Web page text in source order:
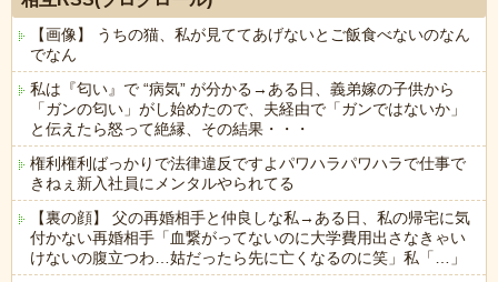
【画像】 うちの猫、私が見ててあげないとご飯食べないのなん
でなん
私は『匂い』で “病気” が分かる→ある日、義弟嫁の子供から
「ガンの匂い」がし始めたので、夫経由で「ガンではないか」
と伝えたら怒って絶縁、その結果・・・
権利権利ばっかりで法律違反ですよパワハラパワハラで仕事で
きねぇ新入社員にメンタルやられてる
【裏の顔】 父の再婚相手と仲良しな私→ある日、私の帰宅に気
付かない再婚相手「血繋がってないのに大学費用出さなきゃい
けないの腹立つわ…姑だったら先に亡くなるのに笑」私「…」